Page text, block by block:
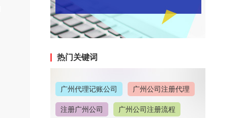
热门关键词
广州代理记账公司 广州公司注册代理
注册广州公司 广州公司注册流程